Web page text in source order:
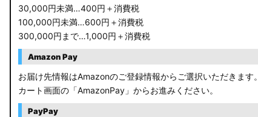
30,000円未満…400円＋消費税
100,000円未満…600円＋消費税
300,000円まで…1,000円＋消費税
Amazon Pay
お届け先情報はAmazonのご登録情報からご選択いただきます。
カート画面の「AmazonPay」からお進みください。
PayPay